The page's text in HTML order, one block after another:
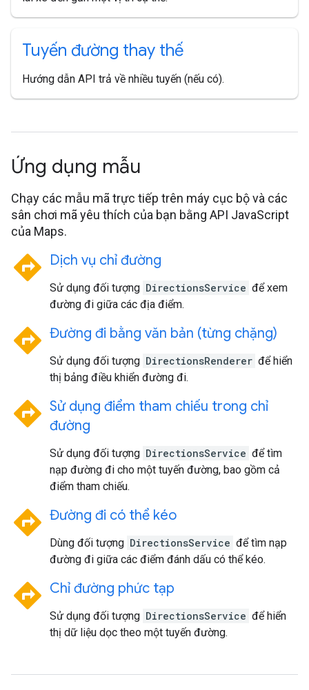
Tuyến đường thay thế
Hướng dẫn API trả về nhiều tuyến (nếu có).
Ứng dụng mẫu
Chạy các mẫu mã trực tiếp trên máy cục bộ và các
sân chơi mã yêu thích của bạn bằng API JavaScript
của Maps.
directions Dịch vụ chỉ đường
Sử dụng đối tượng DirectionsService để xem
đường đi giữa các địa điểm.
directions Đường đi bằng văn bản (từng chặng)
Sử dụng đối tượng DirectionsRenderer để hiển
thị bảng điều khiển đường đi.
directions Sử dụng điểm tham chiếu trong chỉ
đường
Sử dụng đối tượng DirectionsService để tìm
nạp đường đi cho một tuyến đường, bao gồm cả
điểm tham chiếu.
directions Đường đi có thể kéo
Dùng đối tượng DirectionsService để tìm nạp
đường đi giữa các điểm đánh dấu có thể kéo.
directions Chỉ đường phức tạp
Sử dụng đối tượng DirectionsService để hiển
thị dữ liệu dọc theo một tuyến đường.